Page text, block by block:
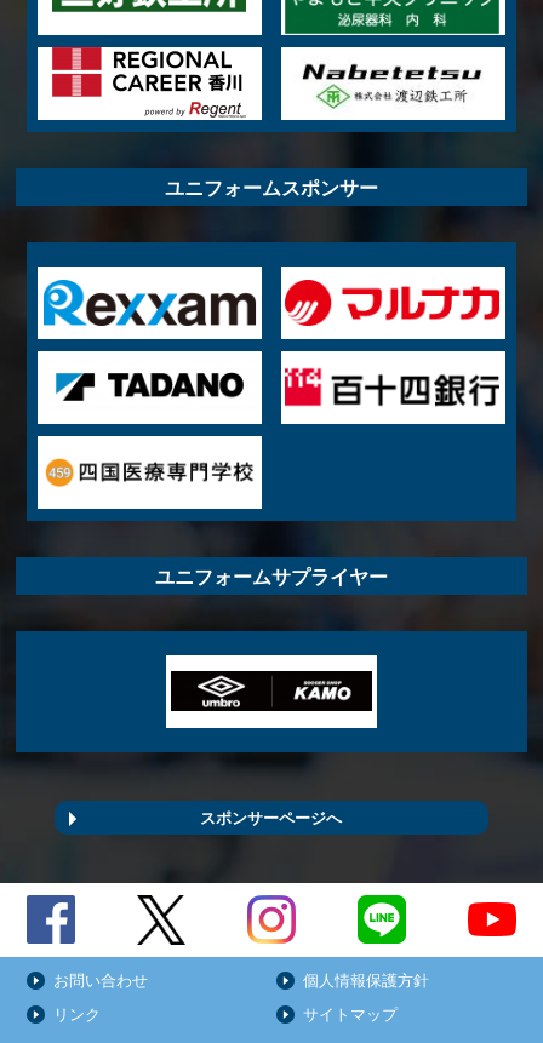
ユニフォームスポンサー
ユニフォームサプライヤー
スポンサーページへ
お問い合わせ
個人情報保護方針
リンク
サイトマップ